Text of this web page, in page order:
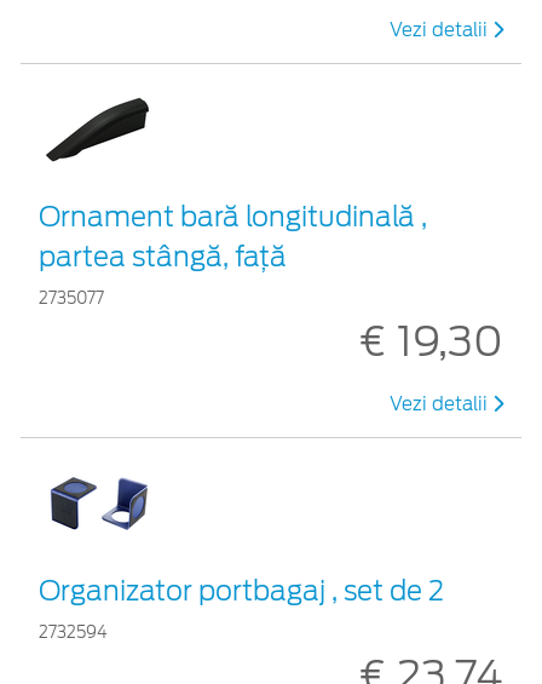
Vezi detalii
Ornament bară longitudinală ,
partea stângă, față
2735077
€ 19,30
Vezi detalii
Organizator portbagaj , set de 2
2732594